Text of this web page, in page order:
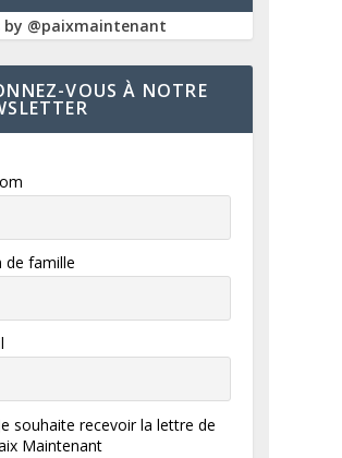
by @paixmaintenant
VOUS À NOTRE
de famille
souhaite recevoir la lettre de
Maintenant